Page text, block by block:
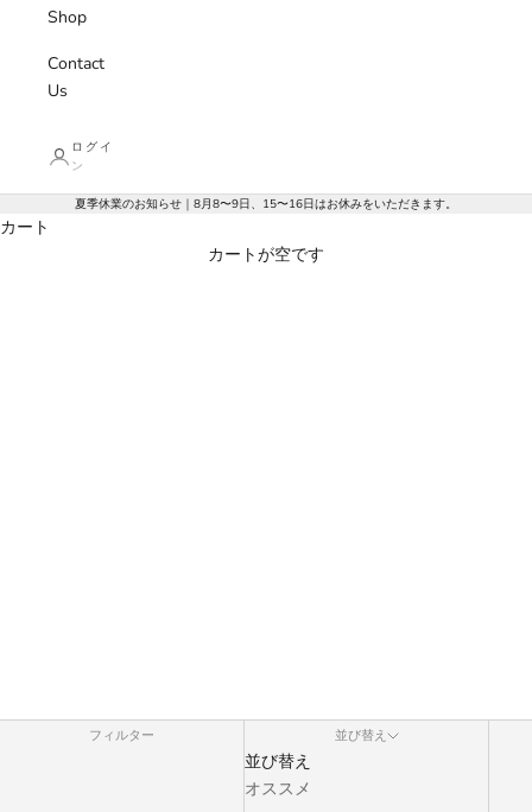
Shop
Contact
Us
ログイ
ン
夏季休業のお知らせ｜8月8〜9日、15〜16日はお休みをいただきます。
カート
カートが空です
BEDS
フィルター 並び替え
並び替え
オススメ